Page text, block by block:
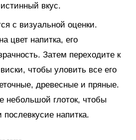
вкус.
с визуальной оценки.
цвет напитка, его
Затем переходите к
чтобы уловить все его
древесные и пряные.
небольшой глоток, чтобы
послевкусие напитка.